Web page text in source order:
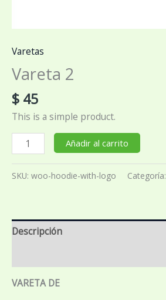
Varetas
Vareta 2
$ 45
This is a simple product.
Vareta
2
Añadir al carrito
SKU: woo-hoodie-with-logo Categoría:
Descripción
VARETA DE